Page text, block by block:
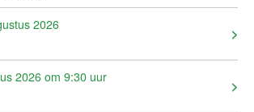
2026
2026 om 9:30 uur